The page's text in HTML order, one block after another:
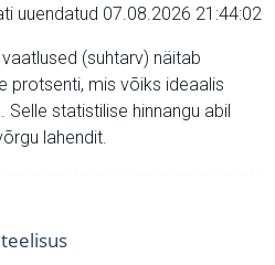
uuendatud 07.08.2026 21:44:02
(suhtarv) näitab
protsenti, mis võiks ideaalis
statistilise hinnangu abil
lahendit.